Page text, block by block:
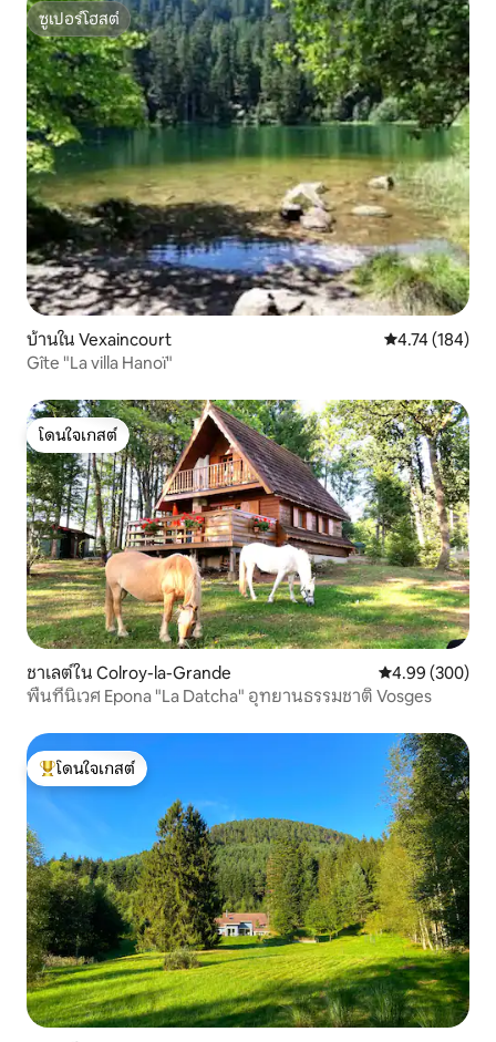
ซูเปอร์โฮสต์
ซูเปอร์โฮสต์
บ้านใน Vexaincourt คะแนนเฉลี่ย
4.74 (184)
Gîte "La villa Hanoï"
โดนใจเกสต์
โดนใจเกสต์
ชาเลต์ใน Colroy-la-Grande คะแนนเฉลี่ย
4.99 (300)
พื้นที่นิเวศ Epona "La Datcha" อุทยานธรรมชาติ Vosges
โดนใจเกสต์ที่สุด
โดนใจเกสต์